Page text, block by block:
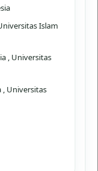
Islam
, Universitas
, Universitas